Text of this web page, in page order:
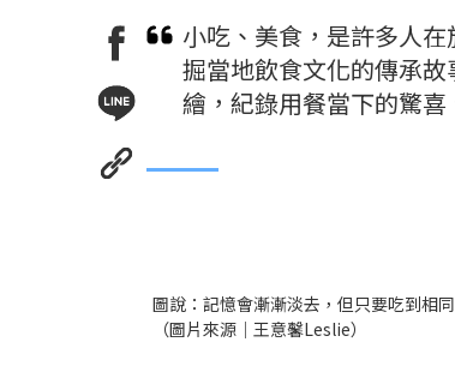
小吃、美食，是許多人
掘當地飲食文化的傳承
繪，紀錄用餐當下的驚喜
圖說：記憶會漸漸淡去，但只要吃到相
（圖片來源｜王意馨Leslie）